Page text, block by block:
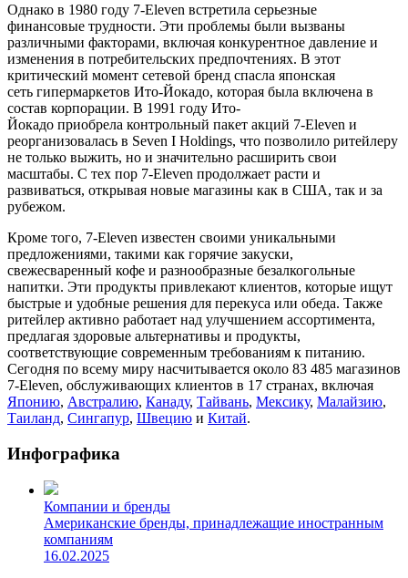
Однако в 1980 году 7-Eleven встретила серьезные
финансовые трудности. Эти проблемы были вызваны
различными факторами, включая конкурентное давление и
изменения в потребительских предпочтениях. В этот
критический момент сетевой бренд спасла японская
сеть гипермаркетов Ито-Йокадо, которая была включена в
состав корпорации. В 1991 году Ито-
Йокадо приобрела контрольный пакет акций 7-Eleven и
реорганизовалась в Seven I Holdings, что позволило ритейлеру
не только выжить, но и значительно расширить свои
масштабы. С тех пор 7-Eleven продолжает расти и
развиваться, открывая новые магазины как в США, так и за
рубежом.
Кроме того, 7-Eleven известен своими уникальными
предложениями, такими как горячие закуски,
свежесваренный кофе и разнообразные безалкогольные
напитки. Эти продукты привлекают клиентов, которые ищут
быстрые и удобные решения для перекуса или обеда. Также
ритейлер активно работает над улучшением ассортимента,
предлагая здоровые альтернативы и продукты,
соответствующие современным требованиям к питанию.
Сегодня по всему миру насчитывается около 83 485 магазинов
7-Eleven, обслуживающих клиентов в 17 странах, включая
Японию, Австралию, Канаду, Тайвань, Мексику, Малайзию,
Таиланд, Сингапур, Швецию и Китай.
Инфографика
Компании и бренды
Американские бренды, принадлежащие иностранным
компаниям
16.02.2025